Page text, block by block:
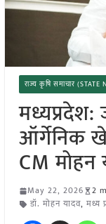
राज्य कृषि समाचार (STATE
मध्यप्रदेश:
ऑर्गेनिक
CM मोहन
May 22, 2026
2
डॉ. मोहन यादव, मध्य